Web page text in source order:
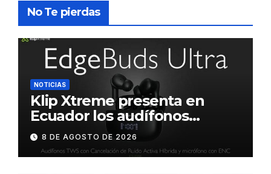
No Te pierdas
NOTICIAS
Klip Xtreme presenta en
Ecuador los audífonos
DynaBuds con sonido
inteligente y control táctil
8 DE AGOSTO DE 2026